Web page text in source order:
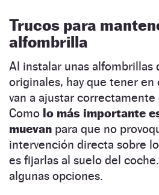
Trucos para
alfombrilla
Al instalar unas alfombrillas
originales, hay que tener en
van a ajustar
Como lo más importante
muevan para que no
intervención directa sobre
es fijarlas al suelo del
algunas opciones.